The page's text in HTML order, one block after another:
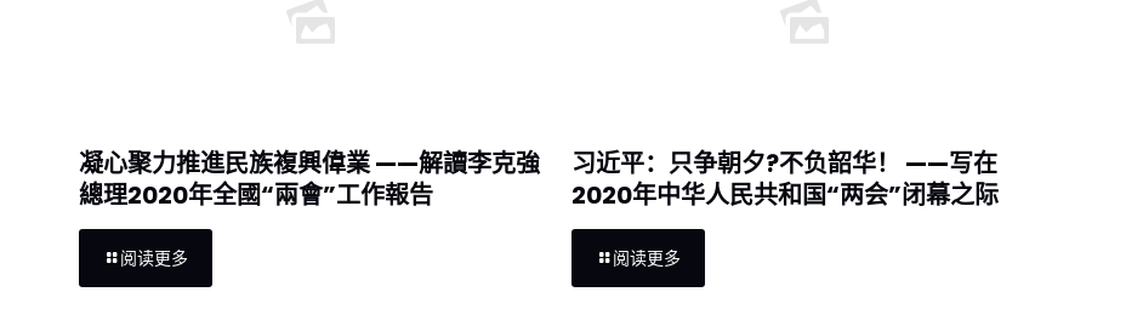
凝心聚力推進民族複興偉業 ——解讀李克強
總理2020年全國“兩會”工作報告
阅读更多
习近平：只争朝夕?不负韶华！ ——写在
2020年中华人民共和国“两会”闭幕之际
阅读更多